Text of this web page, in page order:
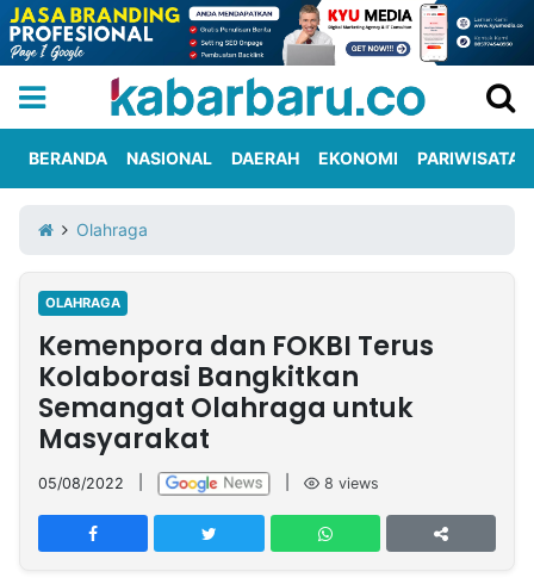
Iklan
Berita
Kami
Nasional
International
Olahraga
Entertainment
Daerah
Pariwisata
Kuliner
Kolom
Network
PT
TREETAN
MULTIMEDIA
INDONESIA
BERANDA NASIONAL DAERAH EKONOMI PARIWISATA
Olahraga
OLAHRAGA
Kemenpora dan FOKBI Terus
Kolaborasi Bangkitkan
Semangat Olahraga untuk
Masyarakat
05/08/2022 8 views